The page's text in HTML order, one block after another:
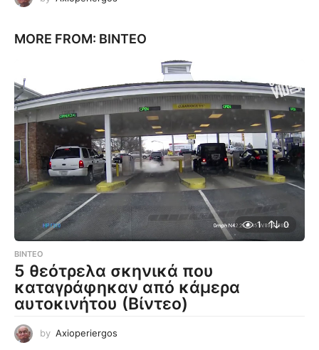
MORE FROM: ΒΊΝΤΕΟ
1 0
ΒΊΝΤΕΟ
5 θεότρελα σκηνικά που
καταγράφηκαν από κάμερα
αυτοκινήτου (Βίντεο)
by Axioperiergos